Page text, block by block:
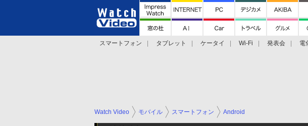
スマートフォン タブレット ケータイ Wi-Fi 発表会 電
Watch Video モバイル スマートフォン Android